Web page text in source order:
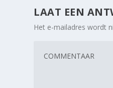
LAAT EEN
Het e-mailadres wordt